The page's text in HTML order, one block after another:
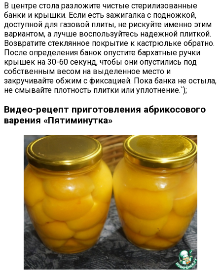
В центре стола разложите чистые стерилизованные
банки и крышки. Если есть зажигалка с подножкой,
доступной для газовой плиты, не рискуйте именно этим
вариантом, а лучше воспользуйтесь надежной плиткой.
Возвратите стеклянное покрытие к кастрюльке обратно.
После определения банок опустите бархатные ручки
крышек на 30-60 секунд, чтобы они опустились под
собственным весом на выделенное место и
закручивайте обжим с фиксацией. Пока банка не остыла,
не смывайте плотность плитки или уплотнение.`);
Видео-рецепт приготовления абрикосового
варения «Пятиминутка»